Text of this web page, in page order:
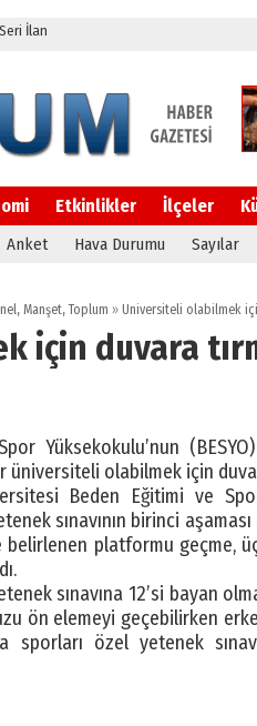
İlan
Etkinlikler İlçeler
Anket Hava Durumu Sayılar
, Manşet,Toplum »Üniversiteli olabilmek
için duvara
Yüksekokulu’nun
üniversiteli olabilmek için
Beden Eğitimi ve
sınavının birinci aşaması
belirlenen platformu geçme,
sınavına 12’si bayan
ön elemeyi geçebilirken
sporları özel yetenek